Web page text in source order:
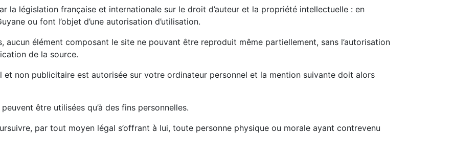
la législation française et internationale sur le droit d’auteur et la propriété intellectuelle : en
ou font l’objet d’une autorisation d’utilisation.
élément composant le site ne pouvant être reproduit même partiellement, sans l’autorisation
de la source.
et non publicitaire est autorisée sur votre ordinateur personnel et la mention suivante doit alors
être utilisées qu’à des fins personnelles.
par tout moyen légal s’offrant à lui, toute personne physique ou morale ayant contrevenu